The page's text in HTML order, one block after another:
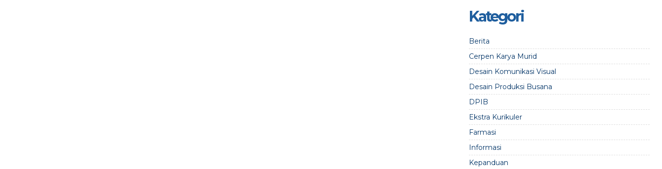
Kategori
Berita
Cerpen Karya Murid
Desain Komunikasi Visual
Desain Produksi Busana
DPIB
Ekstra Kurikuler
Farmasi
Informasi
Kepanduan